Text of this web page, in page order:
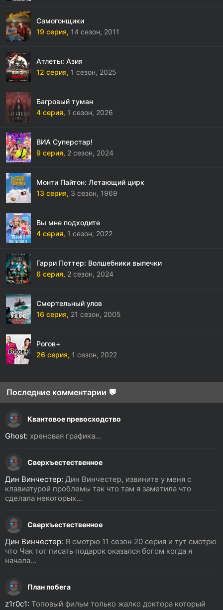
Самогонщики
19 серия, 14 сезон, 2011
Атлеты: Азия
12 серия, 1 сезон, 2025
Багровый туман
4 серия, 1 сезон, 2026
ВИА Суперстар!
9 серия, 2 сезон, 2024
Монти Пайтон: Летающий цирк
13 серия, 3 сезон, 1969
Вы мне подходите
4 серия, 1 сезон, 2022
Гарри Поттер: Волшебники выпечки
6 серия, 2 сезон, 2024
Смертельный улов
16 серия, 21 сезон, 2005
Рогов+
26 серия, 1 сезон, 2022
Последние комментарии 💬
Квантовое превосходство
Ghost: хреновая графика...
Сверхъестественное
Дин Винчестер: Дин Винчестер, извините у меня с
клавиатурой проблемы так что там я заметила что
сделала некоторых...
Сверхъестественное
Дин Винчестер: Я смотрю 11 сезон 20 серия и тут смотрю
что Чак тот писать подарок оказался богом когда я
начала...
План побега
z1r0c1: Топовый фильм только жалко доктора который